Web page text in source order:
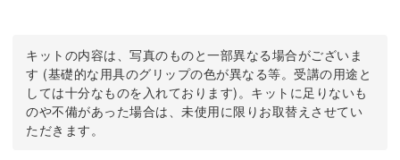
キットの内容は、写真のものと一部異なる場合がございま
す (基礎的な用具のグリップの色が異なる等。受講の用途と
しては十分なものを入れております)。キットに足りないも
のや不備があった場合は、未使用に限りお取替えさせてい
ただきます。